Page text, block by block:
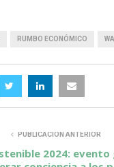
RUMBO ECONÓMICO
PUBLICACIÓN ANTERIOR
2024: